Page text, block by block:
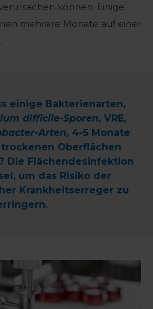
können. Einige
mehrere Monate auf einer
einige Bakterienarten,
difficile-Sporen, VRE,
Arten, 4-5 Monate
Oberflächen
Die Flächendesinfektion
um das Risiko der
Krankheitserreger zu